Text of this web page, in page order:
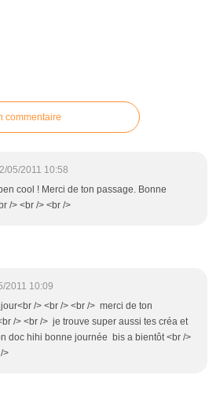
commentaire
05/2011 10:58
cool ! Merci de ton passage. Bonne
/> <br /> <br />
2011 10:09
/> <br /> <br /> merci de ton
/> <br /> je trouve super aussi tes créa et
doc hihi bonne journée bis a bientôt <br />
>